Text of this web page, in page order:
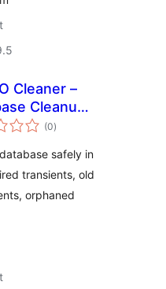
Cleaner –
Cleanup
(0tổng
đánh
)
safely in
transients, old
orphaned